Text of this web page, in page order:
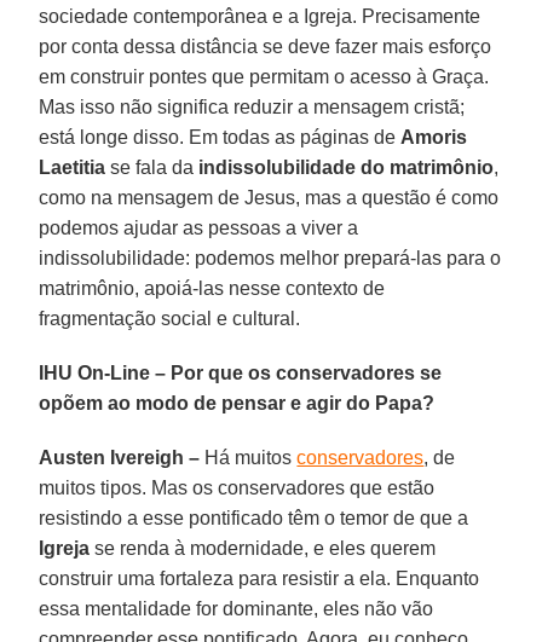
sociedade contemporânea e a Igreja. Precisamente
por conta dessa distância se deve fazer mais esforço
em construir pontes que permitam o acesso à Graça.
Mas isso não significa reduzir a mensagem cristã;
está longe disso. Em todas as páginas de Amoris
Laetitia se fala da indissolubilidade do matrimônio,
como na mensagem de Jesus, mas a questão é como
podemos ajudar as pessoas a viver a
indissolubilidade: podemos melhor prepará-las para o
matrimônio, apoiá-las nesse contexto de
fragmentação social e cultural.
IHU On-Line – Por que os conservadores se
opõem ao modo de pensar e agir do Papa?
Austen Ivereigh – Há muitosconservadores, de
muitos tipos. Mas os conservadores que estão
resistindo a esse pontificado têm o temor de que a
Igreja se renda à modernidade, e eles querem
construir uma fortaleza para resistir a ela. Enquanto
essa mentalidade for dominante, eles não vão